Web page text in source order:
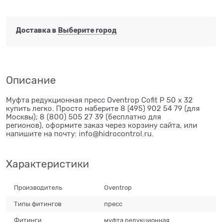
Доставка в Выберите город
Описание
Муфта редукционная пресс Oventrop Cofit P 50 х 32
купить легко. Просто наберите 8 (495) 902 54 79 (для
Москвы); 8 (800) 505 27 39 (бесплатно для
регионов), оформите заказ через корзину сайта, или
напишите на почту: info@hidrocontrol.ru.
Характеристики
Производитель Oventrop
Типы фитингов пресс
Фитинги муфта редукционная